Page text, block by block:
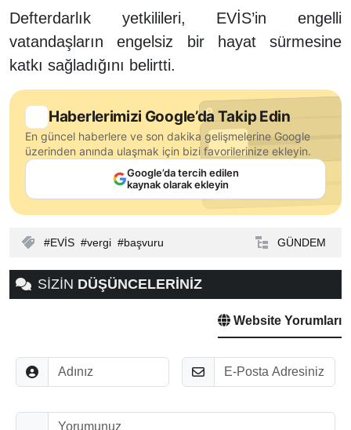
Defterdarlık yetkilileri, EVİS’in engelli
vatandaşların engelsiz bir hayat sürmesine
katkı sağladığını belirtti.
Haberlerimizi Google’da Takip Edin
En güncel haberlere ve son dakika gelişmelerine Google
üzerinden anında ulaşmak için bizi favorilerinize ekleyin.
Google’da tercih edilen
kaynak olarak ekleyin
EVİS vergi başvuru GÜNDEM
SİZİN DÜŞÜNCELERİNİZ
Website Yorumları
Adınız E-Posta
Düşünceleriniz